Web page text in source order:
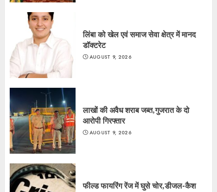
लिंबा को खेल एवं समाज सेवा क्षेत्र में मानद
डॉक्टरेट
AUGUST 9, 2026
लाखों की अवैध शराब जब्त,गुजरात के दो
आरोपी गिरफ्तार
AUGUST 9, 2026
फील्ड फायरिंग रेंज में घुसे चोर,डीजल-कैश